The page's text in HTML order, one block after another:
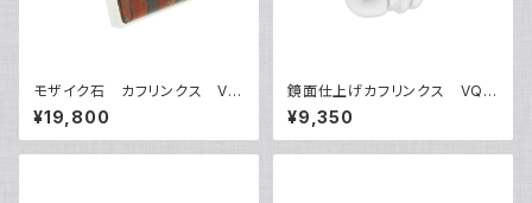
モザイク石 カフリンクス VQ
C-1504A
¥19,800
鏡面仕上げカフリンクス VQC
-0608
¥9,350